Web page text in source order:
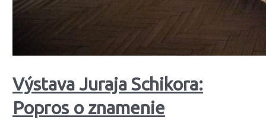
Výstava Juraja Schikora:
Popros o znamenie